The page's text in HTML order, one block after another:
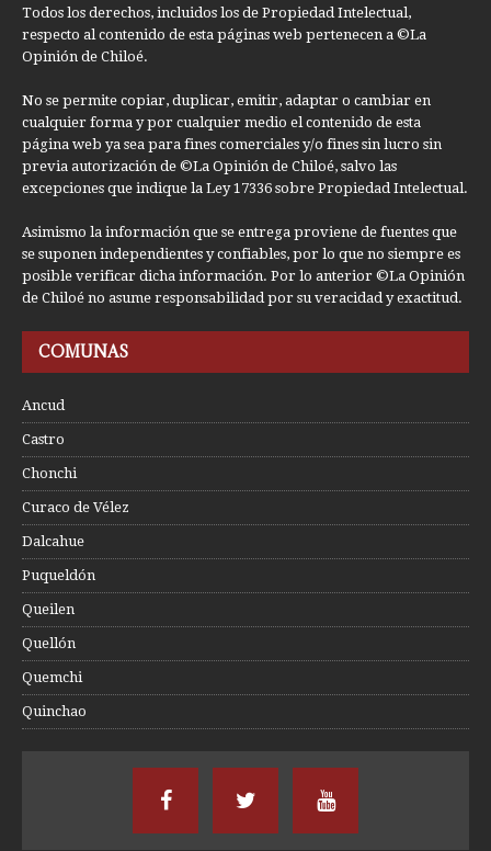
Todos los derechos, incluidos los de Propiedad Intelectual,
respecto al contenido de esta páginas web pertenecen a ©La
Opinión de Chiloé.
No se permite copiar, duplicar, emitir, adaptar o cambiar en
cualquier forma y por cualquier medio el contenido de esta
página web ya sea para fines comerciales y/o fines sin lucro sin
previa autorización de ©La Opinión de Chiloé, salvo las
excepciones que indique la Ley 17336 sobre Propiedad Intelectual.
Asimismo la información que se entrega proviene de fuentes que
se suponen independientes y confiables, por lo que no siempre es
posible verificar dicha información. Por lo anterior ©La Opinión
de Chiloé no asume responsabilidad por su veracidad y exactitud.
COMUNAS
Ancud
Castro
Chonchi
Curaco de Vélez
Dalcahue
Puqueldón
Queilen
Quellón
Quemchi
Quinchao